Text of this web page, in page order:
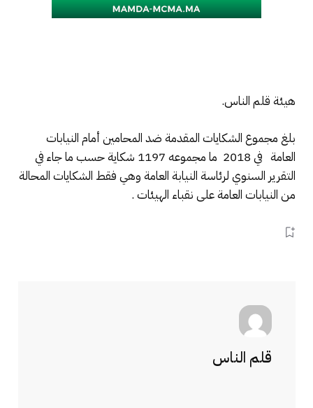
هيئة قلم الناس.
بلغ مجموع الشكايات المقدمة ضد المحامين أمام النيابات
العامة في 2018 ما مجموعه 1197 شكاية حسب ما جاء في
التقرير السنوي لرئاسة النيابة العامة وهي فقط الشكايات المحالة
من النيابات العامة على نقباء الهيئات .
قلم الناس